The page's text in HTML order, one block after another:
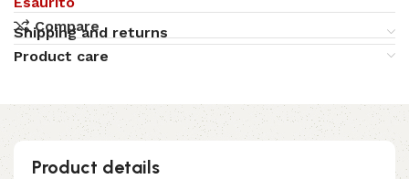
Compare
Shipping and returns
Product care
Product details